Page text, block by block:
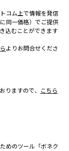
コム上で情報を発信
同一価格）でご提供
込むことができます
よりお問合せくださ
りますので、
こちら
めのツール「ボネク